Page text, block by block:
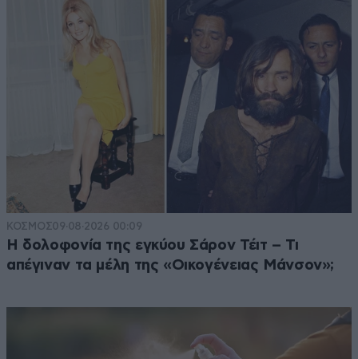
ΚΟΣΜΟΣ09·08·2026 00:09
Η δολοφονία της εγκύου Σάρον Τέιτ – Τι
απέγιναν τα μέλη της «Οικογένειας Μάνσον»;